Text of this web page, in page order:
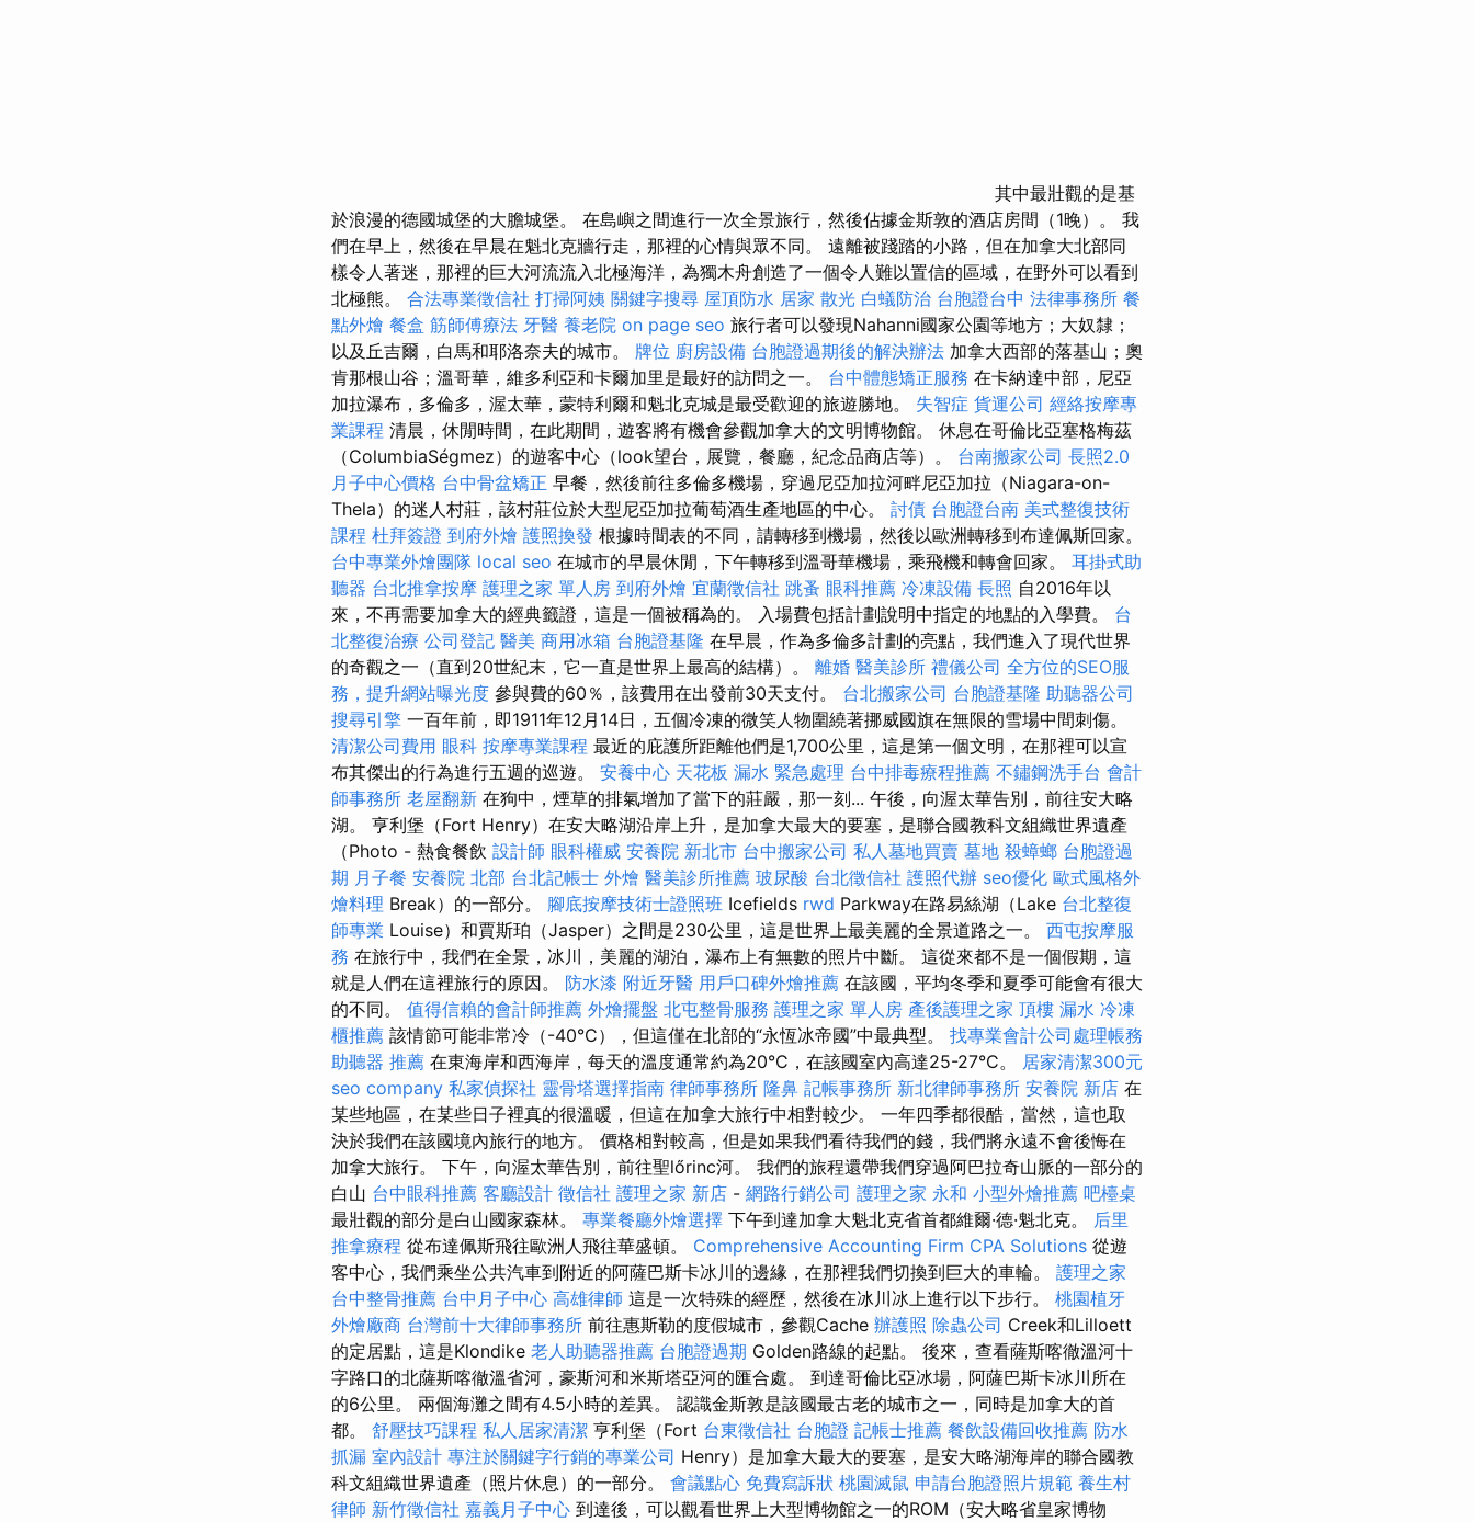
其中最壯觀的是基
於浪漫的德國城堡的大膽城堡。 在島嶼之間進行一次全景旅行，然後佔據金斯敦的酒店房間（1晚）。 我
們在早上，然後在早晨在魁北克牆行走，那裡的心情與眾不同。 遠離被踐踏的小路，但在加拿大北部同
樣令人著迷，那裡的巨大河流流入北極海洋，為獨木舟創造了一個令人難以置信的區域，在野外可以看到
北極熊。 合法專業徵信社 打掃阿姨 關鍵字搜尋 屋頂防水 居家 散光 白蟻防治 台胞證台中 法律事務所 餐
點外燴 餐盒 筋師傅療法 牙醫 養老院 on page seo 旅行者可以發現Nahanni國家公園等地方；大奴隸；
以及丘吉爾，白馬和耶洛奈夫的城市。 牌位 廚房設備 台胞證過期後的解決辦法 加拿大西部的落基山；奧
肯那根山谷；溫哥華，維多利亞和卡爾加里是最好的訪問之一。 台中體態矯正服務 在卡納達中部，尼亞
加拉瀑布，多倫多，渥太華，蒙特利爾和魁北克城是最受歡迎的旅遊勝地。 失智症 貨運公司 經絡按摩專
業課程 清晨，休閒時間，在此期間，遊客將有機會參觀加拿大的文明博物館。 休息在哥倫比亞塞格梅茲
（ColumbiaSégmez）的遊客中心（look望台，展覽，餐廳，紀念品商店等）。 台南搬家公司 長照2.0
月子中心價格 台中骨盆矯正 早餐，然後前往多倫多機場，穿過尼亞加拉河畔尼亞加拉（Niagara-on-
Thela）的迷人村莊，該村莊位於大型尼亞加拉葡萄酒生產地區的中心。 討債 台胞證台南 美式整復技術
課程 杜拜簽證 到府外燴 護照換發 根據時間表的不同，請轉移到機場，然後以歐洲轉移到布達佩斯回家。
台中專業外燴團隊 local seo 在城市的早晨休閒，下午轉移到溫哥華機場，乘飛機和轉會回家。 耳掛式助
聽器 台北推拿按摩 護理之家 單人房 到府外燴 宜蘭徵信社 跳蚤 眼科推薦 冷凍設備 長照 自2016年以
來，不再需要加拿大的經典籤證，這是一個被稱為的。 入場費包括計劃說明中指定的地點的入學費。 台
北整復治療 公司登記 醫美 商用冰箱 台胞證基隆 在早晨，作為多倫多計劃的亮點，我們進入了現代世界
的奇觀之一（直到20世紀末，它一直是世界上最高的結構）。 離婚 醫美診所 禮儀公司 全方位的SEO服
務，提升網站曝光度 參與費的60％，該費用在出發前30天支付。 台北搬家公司 台胞證基隆 助聽器公司
搜尋引擎 一百年前，即1911年12月14日，五個冷凍的微笑人物圍繞著挪威國旗在無限的雪場中間刺傷。
清潔公司費用 眼科 按摩專業課程 最近的庇護所距離他們是1,700公里，這是第一個文明，在那裡可以宣
布其傑出的行為進行五週的巡遊。 安養中心 天花板 漏水 緊急處理 台中排毒療程推薦 不鏽鋼洗手台 會計
師事務所 老屋翻新 在狗中，煙草的排氣增加了當下的莊嚴，那一刻... 午後，向渥太華告別，前往安大略
湖。 亨利堡（Fort Henry）在安大略湖沿岸上升，是加拿大最大的要塞，是聯合國教科文組織世界遺產
（Photo - 熱食餐飲 設計師 眼科權威 安養院 新北市 台中搬家公司 私人墓地買賣 墓地 殺蟑螂 台胞證過
期 月子餐 安養院 北部 台北記帳士 外燴 醫美診所推薦 玻尿酸 台北徵信社 護照代辦 seo優化 歐式風格外
燴料理 Break）的一部分。 腳底按摩技術士證照班 Icefields rwd Parkway在路易絲湖（Lake 台北整復
師專業 Louise）和賈斯珀（Jasper）之間是230公里，這是世界上最美麗的全景道路之一。 西屯按摩服
務 在旅行中，我們在全景，冰川，美麗的湖泊，瀑布上有無數的照片中斷。 這從來都不是一個假期，這
就是人們在這裡旅行的原因。 防水漆 附近牙醫 用戶口碑外燴推薦 在該國，平均冬季和夏季可能會有很大
的不同。 值得信賴的會計師推薦 外燴擺盤 北屯整骨服務 護理之家 單人房 產後護理之家 頂樓 漏水 冷凍
櫃推薦 該情節可能非常冷（-40°C），但這僅在北部的“永恆冰帝國”中最典型。 找專業會計公司處理帳務
助聽器 推薦 在東海岸和西海岸，每天的溫度通常約為20°C，在該國室內高達25-27°C。 居家清潔300元
seo company 私家偵探社 靈骨塔選擇指南 律師事務所 隆鼻 記帳事務所 新北律師事務所 安養院 新店 在
某些地區，在某些日子裡真的很溫暖，但這在加拿大旅行中相對較少。 一年四季都很酷，當然，這也取
決於我們在該國境內旅行的地方。 價格相對較高，但是如果我們看待我們的錢，我們將永遠不會後悔在
加拿大旅行。 下午，向渥太華告別，前往聖lőrinc河。 我們的旅程還帶我們穿過阿巴拉奇山脈的一部分的
白山 台中眼科推薦 客廳設計 徵信社 護理之家 新店 - 網路行銷公司 護理之家 永和 小型外燴推薦 吧檯桌
最壯觀的部分是白山國家森林。 專業餐廳外燴選擇 下午到達加拿大魁北克省首都維爾·德·魁北克。 后里
推拿療程 從布達佩斯飛往歐洲人飛往華盛頓。 Comprehensive Accounting Firm CPA Solutions 從遊
客中心，我們乘坐公共汽車到附近的阿薩巴斯卡冰川的邊緣，在那裡我們切換到巨大的車輪。 護理之家
台中整骨推薦 台中月子中心 高雄律師 這是一次特殊的經歷，然後在冰川冰上進行以下步行。 桃園植牙
外燴廠商 台灣前十大律師事務所 前往惠斯勒的度假城市，參觀Cache 辦護照 除蟲公司 Creek和Lilloett
的定居點，這是Klondike 老人助聽器推薦 台胞證過期 Golden路線的起點。 後來，查看薩斯喀徹溫河十
字路口的北薩斯喀徹溫省河，豪斯河和米斯塔亞河的匯合處。 到達哥倫比亞冰場，阿薩巴斯卡冰川所在
的6公里。 兩個海灘之間有4.5小時的差異。 認識金斯敦是該國最古老的城市之一，同時是加拿大的首
都。 舒壓技巧課程 私人居家清潔 亨利堡（Fort 台東徵信社 台胞證 記帳士推薦 餐飲設備回收推薦 防水
抓漏 室內設計 專注於關鍵字行銷的專業公司 Henry）是加拿大最大的要塞，是安大略湖海岸的聯合國教
科文組織世界遺產（照片休息）的一部分。 會議點心 免費寫訴狀 桃園滅鼠 申請台胞證照片規範 養生村
律師 新竹徵信社 嘉義月子中心 到達後，可以觀看世界上大型博物館之一的ROM（安大略省皇家博物